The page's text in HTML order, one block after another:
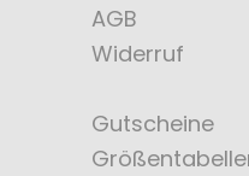
AGB
Widerruf
Gutscheine